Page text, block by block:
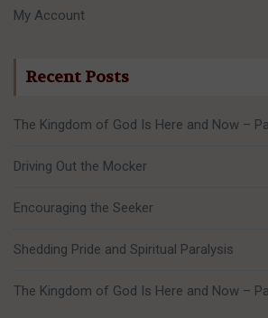
My Account
Recent Posts
The Kingdom of God Is Here and Now –
Driving Out the Mocker
Encouraging the Seeker
Shedding Pride and Spiritual Paralysis
The Kingdom of God Is Here and Now –